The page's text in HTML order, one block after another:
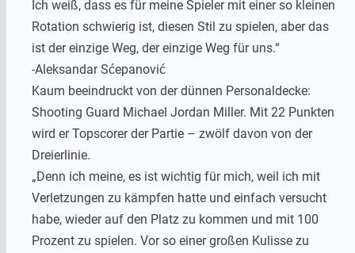
Ich weiß, dass es für meine Spieler mit einer so kleinen
Rotation schwierig ist, diesen Stil zu spielen, aber das
ist der einzige Weg, der einzige Weg für uns.“
-Aleksandar Sćepanović
Kaum beeindruckt von der dünnen Personaldecke:
Shooting Guard Michael Jordan Miller. Mit 22 Punkten
wird er Topscorer der Partie – zwölf davon von der
Dreierlinie.
„Denn ich meine, es ist wichtig für mich, weil ich mit
Verletzungen zu kämpfen hatte und einfach versucht
habe, wieder auf den Platz zu kommen und mit 100
Prozent zu spielen. Vor so einer großen Kulisse zu